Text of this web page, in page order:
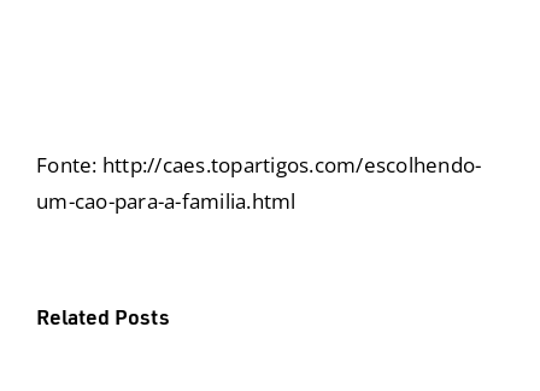
Fonte: http://caes.topartigos.com/escolhendo-
um-cao-para-a-familia.html
Related Posts